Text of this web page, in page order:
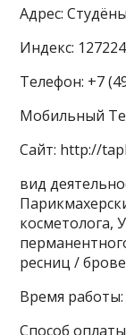
Адрес:
Индекс:
Телефон: +7
Мобильный
Сайт: http://
вид
косметолога,
ресниц /
Время работы:
Способ